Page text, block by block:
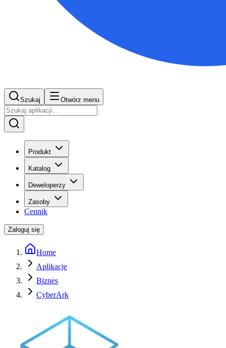
Szukaj Otwórz menu
Produkt
Katalog
Deweloperzy
Zasoby
Cennik
Zaloguj się
Home
Aplikacje
Biznes
CyberArk